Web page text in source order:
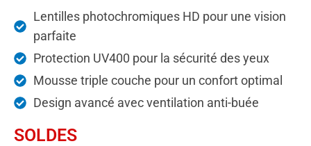
Lentilles photochromiques HD pour une vision
parfaite
Protection UV400 pour la sécurité des yeux
Mousse triple couche pour un confort optimal
Design avancé avec ventilation anti-buée
SOLDES